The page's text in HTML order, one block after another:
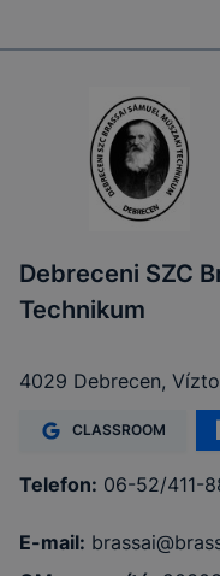
Debreceni SZC
Technikum
4029 Debrecen,
CLASSROOM
Telefon: 06-52/411-
E-mail: